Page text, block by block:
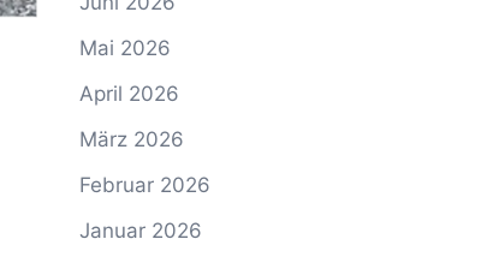
Mai 2026
April 2026
März 2026
Februar 2026
Januar 2026